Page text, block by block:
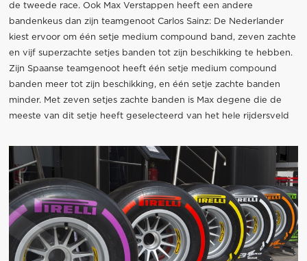
de tweede race. Ook Max Verstappen heeft een andere
bandenkeus dan zijn teamgenoot Carlos Sainz: De Nederlander
kiest ervoor om één setje medium compound band, zeven zachte
en vijf superzachte setjes banden tot zijn beschikking te hebben.
Zijn Spaanse teamgenoot heeft één setje medium compound
banden meer tot zijn beschikking, en één setje zachte banden
minder. Met zeven setjes zachte banden is Max degene die de
meeste van dit setje heeft geselecteerd van het hele rijdersveld